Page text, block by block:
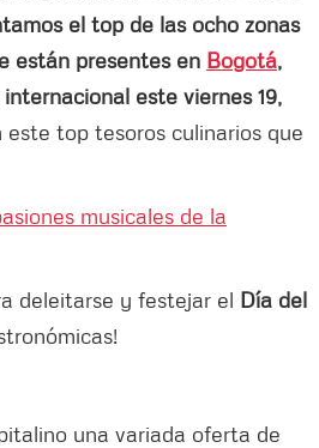
el top de las ocho zonas
están presentes en Bogotá,
este viernes 19,
este top tesoros culinarios que
musicales de la
deleitarse y festejar el Día del
una variada oferta de